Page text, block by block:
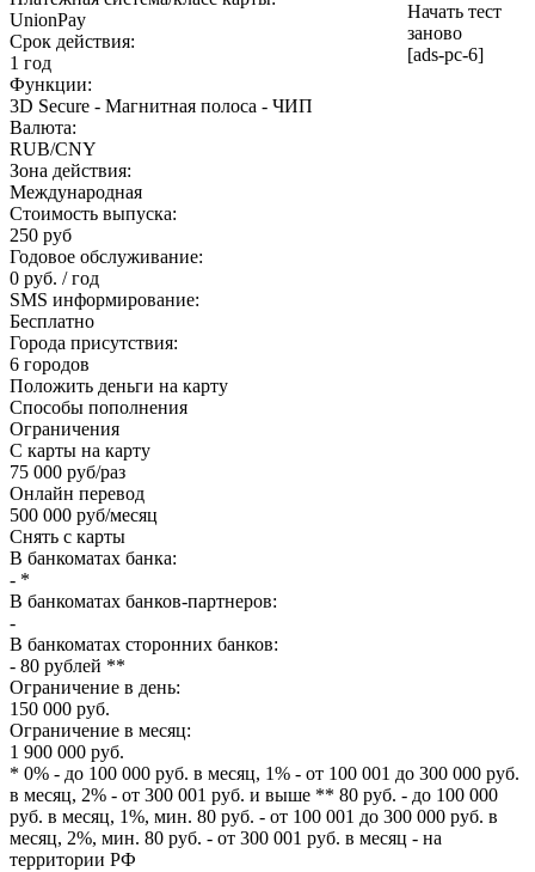
Начать тест
заново
[ads-pc-6]
UnionPay
Срок действия:
1 год
Функции:
3D Secure - Магнитная полоса - ЧИП
Валюта:
RUB/CNY
Зона действия:
Международная
Стоимость выпуска:
250 руб
Годовое обслуживание:
0 руб. / год
SMS информирование:
Бесплатно
Города присутствия:
6 городов
Положить деньги на карту
Способы пополнения
Ограничения
С карты на карту
75 000 руб/раз
Онлайн перевод
500 000 руб/месяц
Снять с карты
В банкоматах банка:
- *
В банкоматах банков-партнеров:
-
В банкоматах сторонних банков:
- 80 рублей **
Ограничение в день:
150 000 руб.
Ограничение в месяц:
1 900 000 руб.
* 0% - до 100 000 руб. в месяц, 1% - от 100 001 до 300 000 руб.
в месяц, 2% - от 300 001 руб. и выше ** 80 руб. - до 100 000
руб. в месяц, 1%, мин. 80 руб. - от 100 001 до 300 000 руб. в
месяц, 2%, мин. 80 руб. - от 300 001 руб. в месяц - на
территории РФ